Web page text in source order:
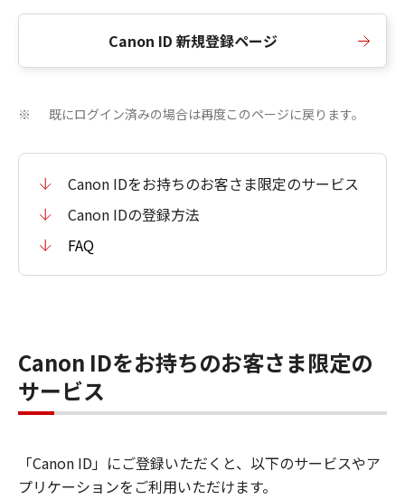
Canon ID 新規登録ページ
※ 既にログイン済みの場合は再度このページに戻ります。
Canon IDをお持ちのお客さま限定のサービス
Canon IDの登録方法
FAQ
Canon IDをお持ちのお客さま限定の
サービス
「Canon ID」にご登録いただくと、以下のサービスやア
プリケーションをご利用いただけます。